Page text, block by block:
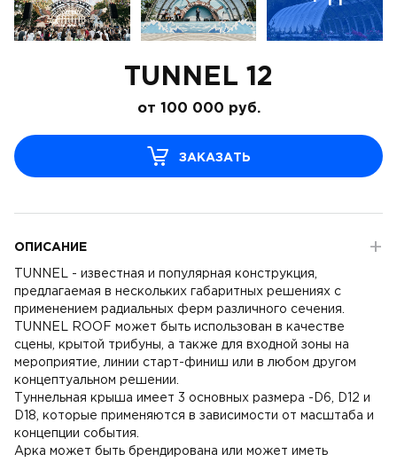
TUNNEL 12
от 100 000 руб.
ЗАКАЗАТЬ
ОПИСАНИЕ
TUNNEL - известная и популярная конструкция,
предлагаемая в нескольких габаритных решениях с
применением радиальных ферм различного сечения.
TUNNEL ROOF может быть использован в качестве
сцены, крытой трибуны, а также для входной зоны на
мероприятие, линии старт-финиш или в любом другом
концептуальном решении.
Туннельная крыша имеет 3 основных размера -D6, D12 и
D18, которые применяются в зависимости от масштаба и
концепции события.
Арка может быть брендирована или может иметь